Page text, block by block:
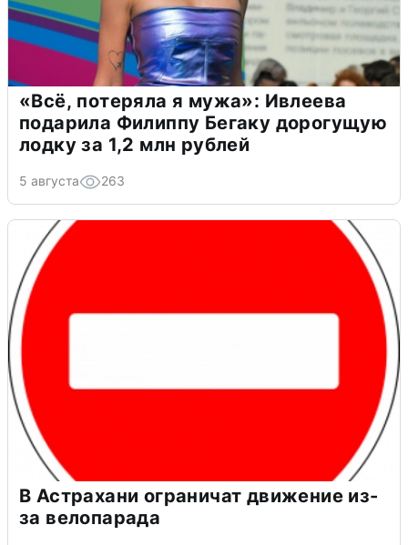
«Всё, потеряла я мужа»: Ивлеева
подарила Филиппу Бегаку дорогущую
лодку за 1,2 млн рублей
5 августа 263
В Астрахани ограничат движение из-
за велопарада